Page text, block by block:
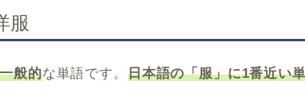
服
般的な単語です。 日本語の「服」に1番近い